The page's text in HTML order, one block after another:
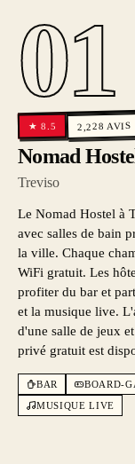
01
★8.5 2,228 AVIS
Nomad
Treviso
Le Nomad Hostel à
avec salles de bain
la ville. Chaque
WiFi gratuit. Les
profiter du bar et
et la musique live.
d'une salle de jeux
privé gratuit est
BAR BOARD-
MUSIQUE LIVE